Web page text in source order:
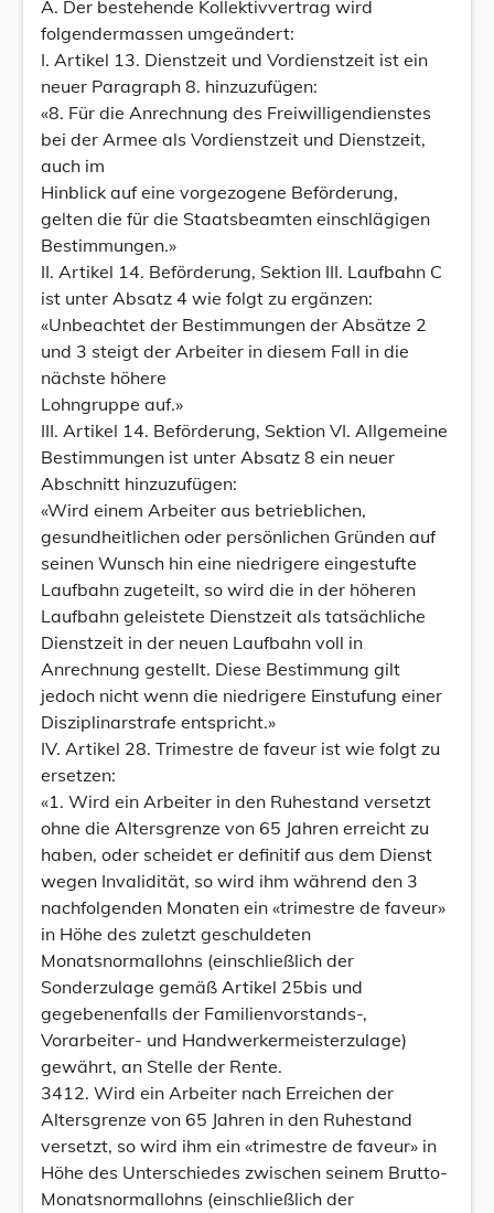
A. Der bestehende Kollektivvertrag wird
folgendermassen umgeändert:
I. Artikel 13. Dienstzeit und Vordienstzeit ist ein
neuer Paragraph 8. hinzuzufügen:
«8. Für die Anrechnung des Freiwilligendienstes
bei der Armee als Vordienstzeit und Dienstzeit,
auch im
Hinblick auf eine vorgezogene Beförderung,
gelten die für die Staatsbeamten einschlägigen
Bestimmungen.»
II. Artikel 14. Beförderung, Sektion III. Laufbahn C
ist unter Absatz 4 wie folgt zu ergänzen:
«Unbeachtet der Bestimmungen der Absätze 2
und 3 steigt der Arbeiter in diesem Fall in die
nächste höhere
Lohngruppe auf.»
III. Artikel 14. Beförderung, Sektion VI. Allgemeine
Bestimmungen ist unter Absatz 8 ein neuer
Abschnitt hinzuzufügen:
«Wird einem Arbeiter aus betrieblichen,
gesundheitlichen oder persönlichen Gründen auf
seinen Wunsch hin eine niedrigere eingestufte
Laufbahn zugeteilt, so wird die in der höheren
Laufbahn geleistete Dienstzeit als tatsächliche
Dienstzeit in der neuen Laufbahn voll in
Anrechnung gestellt. Diese Bestimmung gilt
jedoch nicht wenn die niedrigere Einstufung einer
Disziplinarstrafe entspricht.»
IV. Artikel 28. Trimestre de faveur ist wie folgt zu
ersetzen:
«1. Wird ein Arbeiter in den Ruhestand versetzt
ohne die Altersgrenze von 65 Jahren erreicht zu
haben, oder scheidet er definitif aus dem Dienst
wegen Invalidität, so wird ihm während den 3
nachfolgenden Monaten ein «trimestre de faveur»
in Höhe des zuletzt geschuldeten
Monatsnormallohns (einschließlich der
Sonderzulage gemäß Artikel 25bis und
gegebenenfalls der Familienvorstands-,
Vorarbeiter- und Handwerkermeisterzulage)
gewährt, an Stelle der Rente.
3412. Wird ein Arbeiter nach Erreichen der
Altersgrenze von 65 Jahren in den Ruhestand
versetzt, so wird ihm ein «trimestre de faveur» in
Höhe des Unterschiedes zwischen seinem Brutto-
Monatsnormallohns (einschließlich der